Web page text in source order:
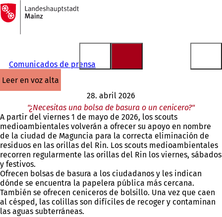
Saltar al contenido
A
la
página
Comunicados de prensa
leer en voz alta
28. abril 2026
"¿Necesitas una bolsa de basura o un cenicero?"
A partir del viernes 1 de mayo de 2026, los scouts
medioambientales volverán a ofrecer su apoyo en nombre
de la ciudad de Maguncia para la correcta eliminación de
residuos en las orillas del Rin. Los scouts medioambientales
recorren regularmente las orillas del Rin los viernes, sábados
y festivos.
Ofrecen bolsas de basura a los ciudadanos y les indican
dónde se encuentra la papelera pública más cercana.
También se ofrecen ceniceros de bolsillo. Una vez que caen
al césped, las colillas son difíciles de recoger y contaminan
las aguas subterráneas.